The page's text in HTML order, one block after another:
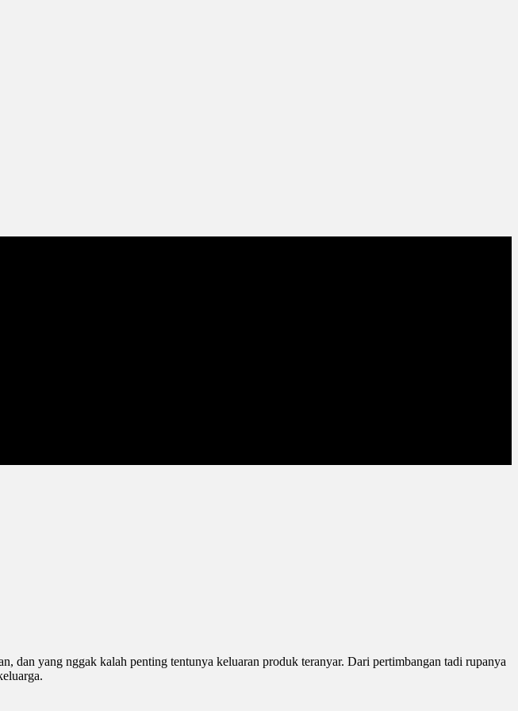
dan yang nggak kalah penting tentunya keluaran produk teranyar. Dari pertimbangan tadi rupanya